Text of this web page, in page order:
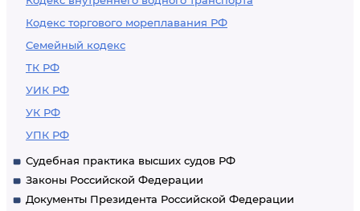
Кодекс торгового мореплавания РФ
Семейный кодекс
ТК РФ
УИК РФ
УК РФ
УПК РФ
Судебная практика высших судов РФ
Законы Российской Федерации
Документы Президента Российской Федерации